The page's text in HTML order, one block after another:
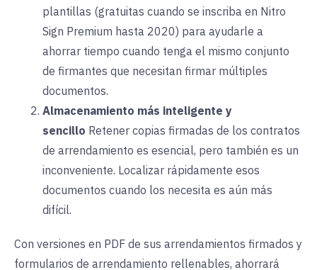
plantillas (gratuitas cuando se inscriba en Nitro
Sign Premium hasta 2020) para ayudarle a
ahorrar tiempo cuando tenga el mismo conjunto
de firmantes que necesitan firmar múltiples
documentos.
Almacenamiento más inteligente y
sencillo Retener copias firmadas de los contratos
de arrendamiento es esencial, pero también es un
inconveniente. Localizar rápidamente esos
documentos cuando los necesita es aún más
difícil.
Con versiones en PDF de sus arrendamientos firmados y
formularios de arrendamiento rellenables, ahorrará